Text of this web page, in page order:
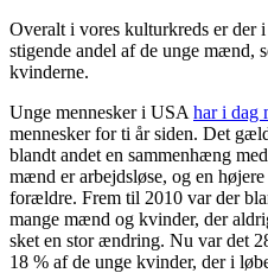
Overalt i vores kulturkreds er der
stigende andel af de unge mænd,
kvinderne.
Unge mennesker i USA har i dag
mennesker for ti år siden. Det
blandt andet en sammenhæng
mænd er arbejdsløse, og en
forældre. Frem til 2010 var der
mange mænd og kvinder, der
sket en stor ændring. Nu var det
18 % af de unge kvinder, der i